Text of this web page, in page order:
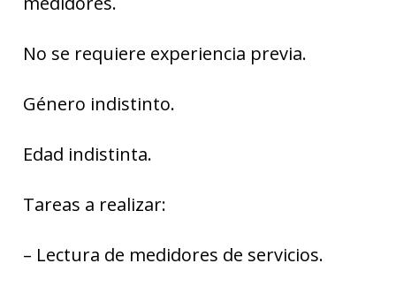
No se requiere experiencia previa.
Género indistinto.
Edad indistinta.
Tareas a realizar:
– Lectura de medidores de servicios.